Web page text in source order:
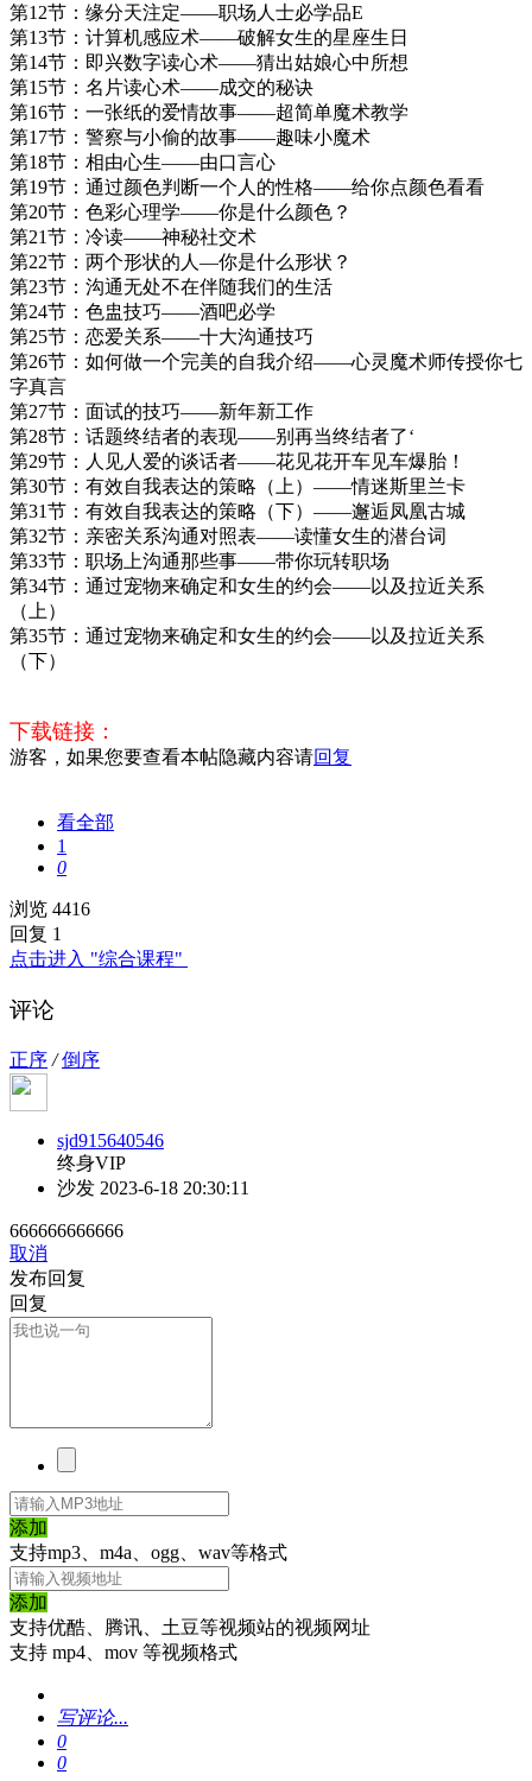
第12节：缘分天注定——职场人士必学品E
第13节：计算机感应术——破解女生的星座生日
第14节：即兴数字读心术——猜出姑娘心中所想
第15节：名片读心术——成交的秘诀
第16节：一张纸的爱情故事——超简单魔术教学
第17节：警察与小偷的故事——趣味小魔术
第18节：相由心生——由口言心
第19节：通过颜色判断一个人的性格——给你点颜色看看
第20节：色彩心理学——你是什么颜色？
第21节：冷读——神秘社交术
第22节：两个形状的人—你是什么形状？
第23节：沟通无处不在伴随我们的生活
第24节：色盅技巧——酒吧必学
第25节：恋爱关系——十大沟通技巧
第26节：如何做一个完美的自我介绍——心灵魔术师传授你七
字真言
第27节：面试的技巧——新年新工作
第28节：话题终结者的表现——别再当终结者了‘
第29节：人见人爱的谈话者——花见花开车见车爆胎！
第30节：有效自我表达的策略（上）——情迷斯里兰卡
第31节：有效自我表达的策略（下）——邂逅凤凰古城
第32节：亲密关系沟通对照表——读懂女生的潜台词
第33节：职场上沟通那些事——带你玩转职场
第34节：通过宠物来确定和女生的约会——以及拉近关系
（上）
第35节：通过宠物来确定和女生的约会——以及拉近关系
（下）
下载链接：
游客，如果您要查看本帖隐藏内容请回复
看全部
1
0
浏览 4416
回复 1
点击进入 "综合课程"
评论
正序 / 倒序
sjd915640546
终身VIP
沙发 2023-6-18 20:30:11
666666666666
取消
发布回复
回复
添加
支持mp3、m4a、ogg、wav等格式
添加
支持优酷、腾讯、土豆等视频站的视频网址
支持 mp4、mov 等视频格式
写评论...
0
0